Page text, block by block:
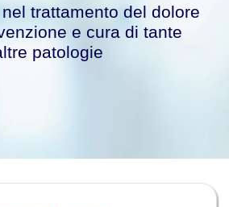
trattamento del dolore
e cura di tante
patologie